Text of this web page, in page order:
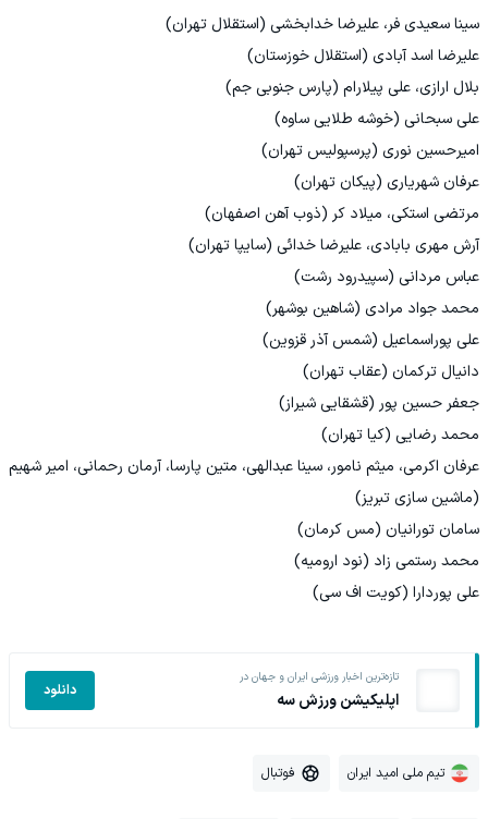
سینا سعیدی فر، علیرضا خدابخشی (استقلال تهران)
علیرضا اسد آبادی (استقلال خوزستان)
بلال ارازی، علی پیلارام (پارس جنوبی جم)
علی سبحانی (خوشه طلایی ساوه)
امیرحسین نوری (پرسپولیس تهران)
عرفان شهریاری (پیکان تهران)
مرتضی استکی، میلاد کر (ذوب آهن اصفهان)
آرش مهری بابادی، علیرضا خدائی (سایپا تهران)
عباس مردانی (سپیدرود رشت)
محمد جواد مرادی (شاهین بوشهر)
علی پوراسماعیل (شمس آذر قزوین)
دانیال ترکمان (عقاب تهران)
جعفر حسین پور (قشقایی شیراز)
محمد رضایی (کیا تهران)
عرفان اکرمی، میثم نامور، سینا عبدالهی، متین پارسا، آرمان رحمانی، امیر شهیم
(ماشین سازی تبریز)
سامان تورانیان (مس کرمان)
محمد رستمی زاد (نود ارومیه)
علی پوردارا (کویت اف سی)
تازه‌ترین اخبار ورزشی ایران و جهان در
اپلیکیشن ورزش سه دانلود
تیم ملی امید ایران فوتبال